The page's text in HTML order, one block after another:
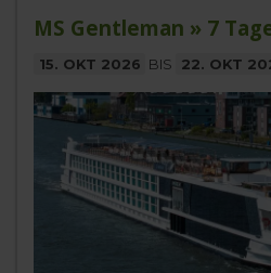
MS Gentleman » 7
15. OKT 2026 BIS 22. OKT